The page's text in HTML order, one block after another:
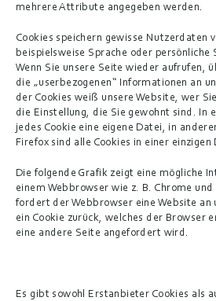
mehrere Attribute angegeben werden.
Cookies speichern gewisse Nutzerdaten
beispielsweise Sprache oder persönliche
Wenn Sie unsere Seite wieder aufrufen,
die „userbezogenen“ Informationen an
der Cookies weiß unsere Website, wer
die Einstellung, die Sie gewohnt sind. In
jedes Cookie eine eigene Datei, in
Firefox sind alle Cookies in einer einzigen
Die folgende Grafik zeigt eine mögliche
einem Webbrowser wie z. B. Chrome
fordert der Webbrowser eine Website an
ein Cookie zurück, welches der Browser
eine andere Seite angefordert wird.
Es gibt sowohl Erstanbieter Cookies als